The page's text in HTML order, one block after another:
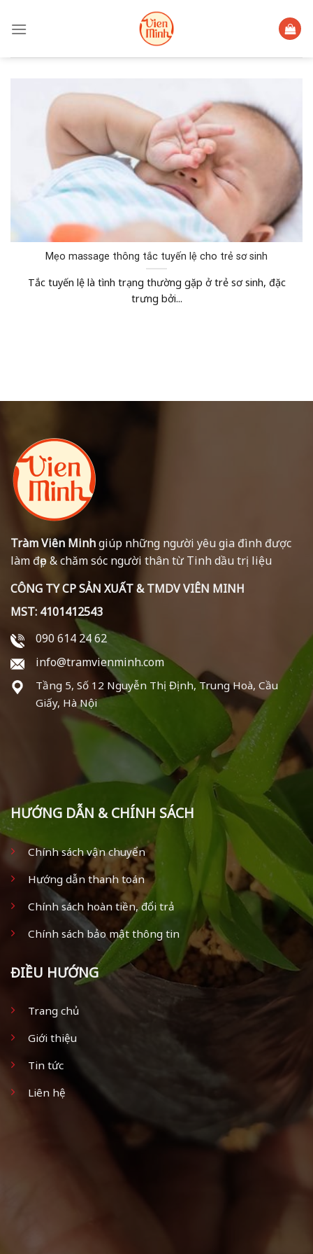
Mẹo massage thông tắc tuyến lệ cho trẻ sơ sinh
Tắc tuyến lệ là tình trạng thường gặp ở trẻ sơ sinh, đặc
trưng bởi...
Tràm Viên Minhgiúp những người yêu gia đình được
làm đẹp & chăm sóc người thân từ Tinh dầu trị liệu
CÔNG TY CP SẢN XUẤT & TMDV VIÊN MINH
MST: 4101412543
090 614 24 62
info@tramvienminh.com
Tầng 5, Số 12 Nguyễn Thị Định, Trung Hoà, Cầu
Giấy, Hà Nội
HƯỚNG DẪN & CHÍNH SÁCH
Chính sách vận chuyển
Hướng dẫn thanh toán
Chính sách hoàn tiền, đổi trả
Chính sách bảo mật thông tin
ĐIỀU HƯỚNG
Trang chủ
Giới thiệu
Tin tức
Liên hệ